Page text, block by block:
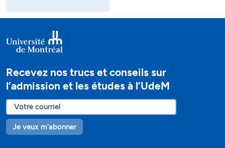
Recevez nos trucs et conseils sur
l’admission et les études à l’UdeM
Je veux m'abonner